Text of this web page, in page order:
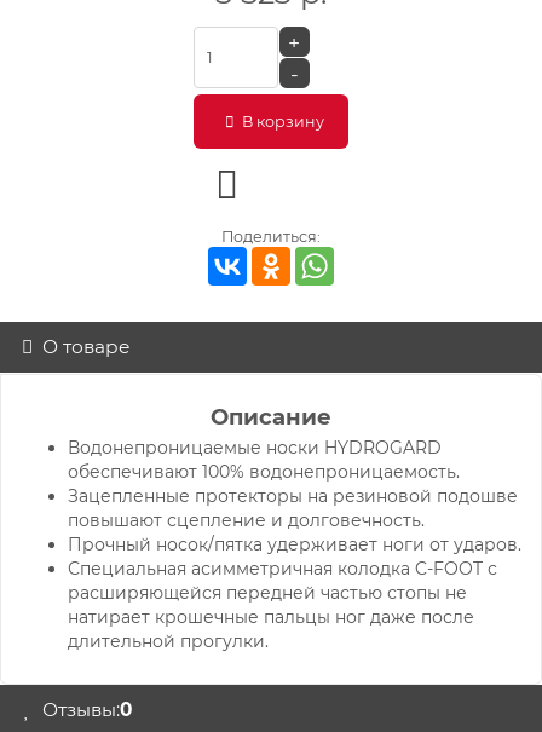
+
-
В корзину
Поделиться:
О товаре
Описание
Водонепроницаемые носки HYDROGARD
обеспечивают 100% водонепроницаемость.
Зацепленные протекторы на резиновой подошве
повышают сцепление и долговечность.
Прочный носок/пятка удерживает ноги от ударов.
Специальная асимметричная колодка C-FOOT с
расширяющейся передней частью стопы не
натирает крошечные пальцы ног даже после
длительной прогулки.
Отзывы:0